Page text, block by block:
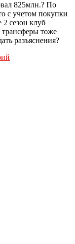
825млн.? По
с учетом покупки
сезон клуб
трансферы тоже
разъяснения?